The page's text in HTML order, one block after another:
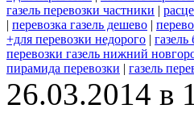
газель перевозки частники |
| перевозка газель дешево |
+для перевозки недорого | газель
перевозки газель нижний
пирамида перевозки | газель
26.03.2014 в